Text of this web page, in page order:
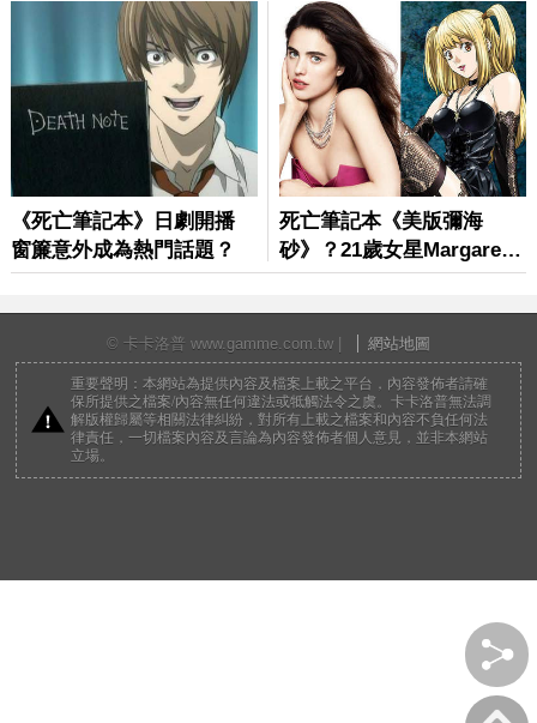
重要聲明：本網站為提供內容及檔案上載之平台，內容發佈者請確
保所提供之檔案/內容無任何違法或牴觸法令之虞。卡卡洛普無法調
解版權歸屬等相關法律糾紛，對所有上載之檔案和內容不負任何法
律責任，一切檔案內容及言論為內容發佈者個人意見，並非本網站
立場。